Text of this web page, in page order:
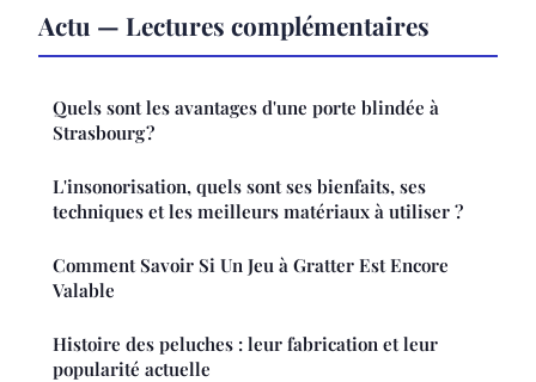
Actu — Lectures complémentaires
Quels sont les avantages d'une porte blindée à
Strasbourg ?
L'insonorisation, quels sont ses bienfaits, ses
techniques et les meilleurs matériaux à utiliser ?
Comment Savoir Si Un Jeu à Gratter Est Encore
Valable
Histoire des peluches : leur fabrication et leur
popularité actuelle